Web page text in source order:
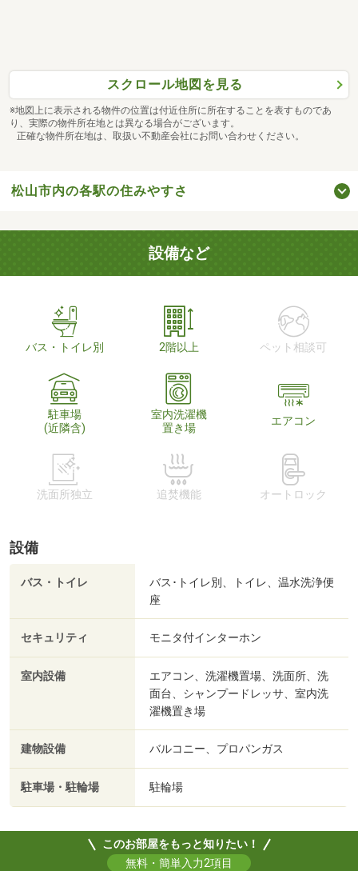
スクロール地図を見る
※地図上に表示される物件の位置は付近住所に所在することを表すものであ
り、実際の物件所在地とは異なる場合がございます。
正確な物件所在地は、取扱い不動産会社にお問い合わせください。
松山市内の各駅の住みやすさ
設備など
バス・トイレ別 2階以上 ペット相談可
駐車場
(近隣含)
室内洗濯機
置き場
エアコン
洗面所独立 追焚機能 オートロック
設備
バス・トイレ
バス･トイレ別、トイレ、温水洗浄便
座
セキュリティ モニタ付インターホン
室内設備
エアコン、洗濯機置場、洗面所、洗
面台、シャンプードレッサ、室内洗
濯機置き場
建物設備 バルコニー、プロパンガス
駐車場・駐輪場 駐輪場
このお部屋をもっと知りたい！
無料・簡単入力2項目